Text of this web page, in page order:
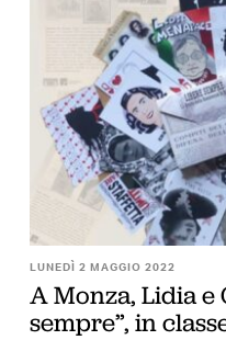
LUNEDÌ 2 MAGGIO 2022
A Monza, Lidia e
sempre”, in